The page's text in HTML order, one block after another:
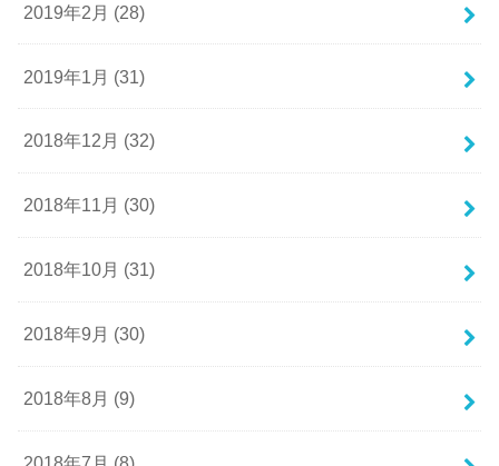
2019年2月 (28)
2019年1月 (31)
2018年12月 (32)
2018年11月 (30)
2018年10月 (31)
2018年9月 (30)
2018年8月 (9)